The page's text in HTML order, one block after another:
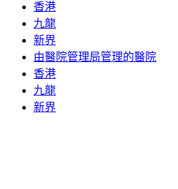
香港
九龍
新界
由醫院管理局管理的醫院
香港
九龍
新界